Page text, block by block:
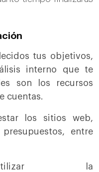
tus objetivos,
interno que te
son los recursos
cuentas.
los sitios web,
entre
la